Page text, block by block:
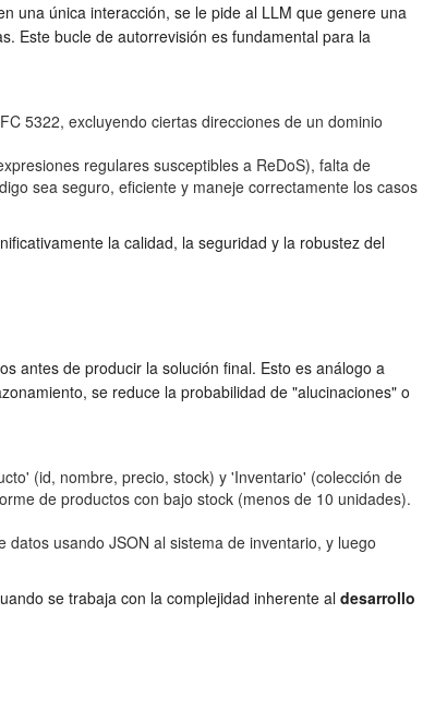
una única interacción, se le pide al LLM que genere una
Este bucle de autorrevisión es fundamental para la
5322, excluyendo ciertas direcciones de un dominio
regulares susceptibles a ReDoS), falta de
sea seguro, eficiente y maneje correctamente los casos
la calidad, la seguridad y la robustez del
antes de producir la solución final. Esto es análogo a
se reduce la probabilidad de "alucinaciones" o
(id, nombre, precio, stock) y 'Inventario' (colección de
de productos con bajo stock (menos de 10 unidades).
usando JSON al sistema de inventario, y luego
se trabaja con la complejidad inherente al desarrollo